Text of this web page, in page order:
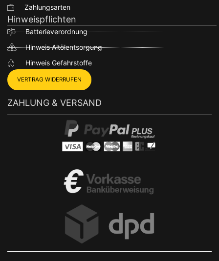
Zahlungsarten
Hinweispflichten
Batterieverordnung
Hinweis Altölentsorgung
Hinweis Gefahrstoffe
VERTRAG WIDERRUFEN
ZAHLUNG & VERSAND